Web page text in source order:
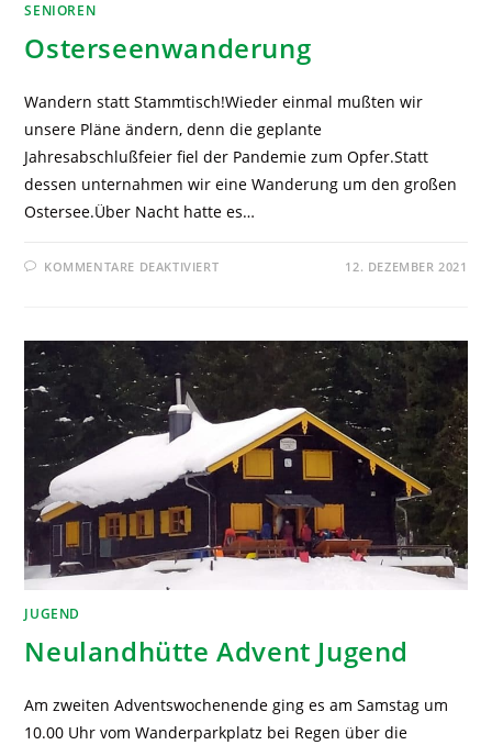
SENIOREN
Osterseenwanderung
Wandern statt Stammtisch!Wieder einmal mußten wir
unsere Pläne ändern, denn die geplante
Jahresabschlußfeier fiel der Pandemie zum Opfer.Statt
dessen unternahmen wir eine Wanderung um den großen
Ostersee.Über Nacht hatte es…
KOMMENTARE DEAKTIVIERT 12. DEZEMBER 2021
JUGEND
Neulandhütte Advent Jugend
Am zweiten Adventswochenende ging es am Samstag um
10.00 Uhr vom Wanderparkplatz bei Regen über die